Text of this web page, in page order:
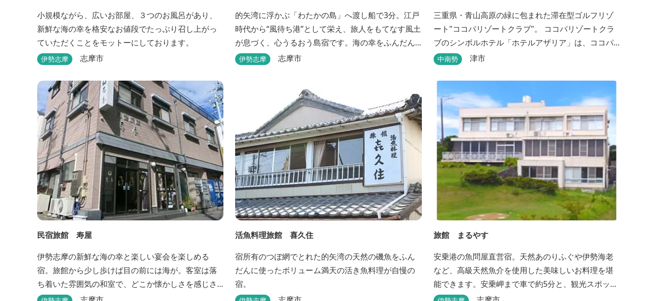
小規模ながら、広いお部屋、３つのお風呂があり、
新鮮な海の幸を格安なお値段でたっぷり召し上がっ
ていただくことをモットーにしております。
伊勢志摩 志摩市
的矢湾に浮かぶ「わたかの島」へ渡し船で3分。江戸
時代から“風待ち港”として栄え、旅人をもてなす風土
が息づく、心うるおう島宿です。海の幸をふんだん
に使ったボリューム満点の会席料理が自慢。肌にや
伊勢志摩 志摩市
三重県・青山高原の緑に包まれた滞在型ゴルフリゾ
ート"ココパリゾートクラブ"。 ココパリゾートクラ
ブのシンボルホテル「ホテルアザリア」は、ココパ
リゾートクラブ内にある静かで落ち着いた雰囲気の
や和洋室など多彩な客室を備え、窓からはリゾート
の美しい景色が広がります。 天然温泉の大浴場やサ
ウナも完備しており、 ゴルフの後はもちろん、伊
勢...
中南勢 津市
民宿旅館 寿屋
伊勢志摩の新鮮な海の幸と楽しい宴会を楽しめる
宿。旅館から少し歩けば目の前には海が。客室は落
ち着いた雰囲気の和室で、どこか懐かしさを感じさ
せてくれます。
活魚料理旅館 喜久住
宿所有のつぼ網でとれた的矢湾の天然の磯魚をふん
だんに使ったボリューム満天の活き魚料理が自慢の
宿。
旅館 まるやす
安乗港の魚問屋直営宿。天然あのりふぐや伊勢海老
など、高級天然魚介を使用した美味しいお料理を堪
能できます。安乗岬まで車で約5分と、観光スポット
へのアクセスも良好です。